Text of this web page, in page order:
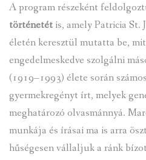
A program részeként
történetét is, amely Patricia St.
életén keresztül mutatta be,
engedelmeskedve szolgálni
(1919–1993) élete során
gyermekregényt írt, melyek
meghatározó olvasmánnyá.
munkája és írásai ma is arra
hűségesen vállaljuk a ránk